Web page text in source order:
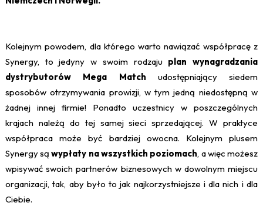
Kolejnym powodem, dla którego warto nawiązać współpracę z
Synergy, to jedyny w swoim rodzaju plan wynagradzania
dystrybutorów Mega Match udostępniający siedem
sposobów otrzymywania prowizji, w tym jedną niedostępną w
żadnej innej firmie! Ponadto uczestnicy w poszczególnych
krajach należą do tej samej sieci sprzedającej. W praktyce
współpraca może być bardziej owocna. Kolejnym plusem
Synergy sąwypłaty na wszystkich poziomach, a więc możesz
wpisywać swoich partnerów biznesowych w dowolnym miejscu
organizacji, tak, aby było to jak najkorzystniejsze i dla nich i dla
Ciebie.